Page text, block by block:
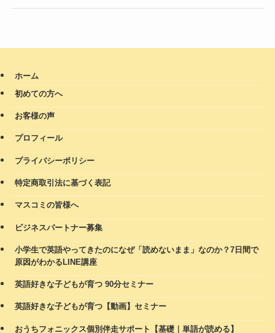
ホーム
初めての方へ
お客様の声
プロフィール
プライバシーポリシー
特定商取引法に基づく表記
マスコミの皆様へ
ビジネスパートナー募集
小学生で英語やってきたのになぜ「読めないまま」なのか？7日間で
原因がわかるLINE講座
英語好きな子どもが育つ 90分セミナー
英語好きな子どもが育つ【動画】セミナー
おうちフォニックス個別伴走サポート【基礎｜単語が読める】